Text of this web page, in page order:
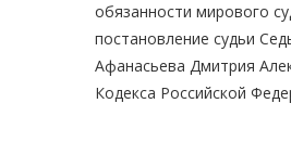
обязанности мирового
постановление судьи
Афанасьева Дмитрия
Кодекса Российской